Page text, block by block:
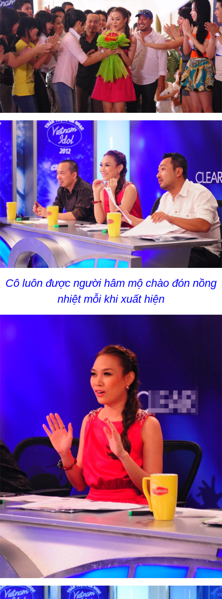
Cô luôn được người hâm mộ chào đón nồng
nhiệt mỗi khi xuất hiện